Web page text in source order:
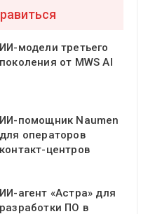
ИИ-модели третьего
поколения от MWS AI
ИИ-помощник Naumen
для операторов
контакт-центров
ИИ-агент «Астра» для
разработки ПО в